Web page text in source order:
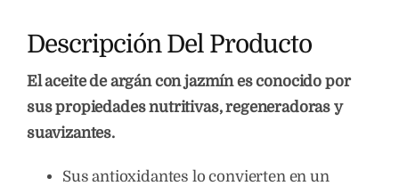
Descripción Del Producto
El aceite de argán con jazmín es conocido por
sus propiedades nutritivas, regeneradoras y
suavizantes.
Sus antioxidantes lo convierten en un